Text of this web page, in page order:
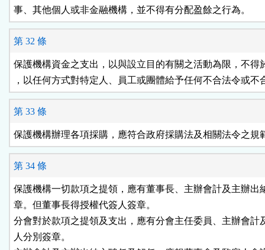
事、其他個人或非金融機構，並不得有分配盈餘之行為。
第 32 條
保護機構資金之支出，以與設立目的有關之活動為限，不得
，以任何方式對特定人、員工或團體給予任何不合法令或不
第 33 條
保護機構辦理各項採購，應符合政府採購法及相關法令之規
第 34 條
保護機構一切款項之提領，應有董事長、主辦會計及主辦出
章。但董事長得授權代簽人簽章。
分會對於款項之提領及支出，應有分會主任委員、主辦會計
人分別簽章。